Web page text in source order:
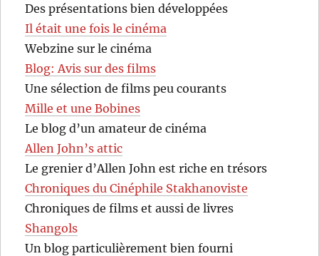
Des présentations bien développées
Il était une fois le cinéma
Webzine sur le cinéma
Blog: Avis sur des films
Une sélection de films peu courants
Mille et une Bobines
Le blog d’un amateur de cinéma
Allen John’s attic
Le grenier d’Allen John est riche en trésors
Chroniques du Cinéphile Stakhanoviste
Chroniques de films et aussi de livres
Shangols
Un blog particulièrement bien fourni